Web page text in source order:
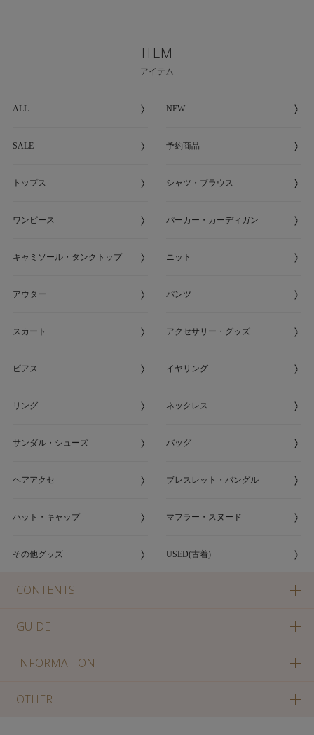
ITEM
アイテム
ALL NEW
SALE 予約商品
トップス シャツ・ブラウス
ワンピース パーカー・カーディガン
キャミソール・タンクトップ ニット
アウター パンツ
スカート アクセサリー・グッズ
ピアス イヤリング
リング ネックレス
サンダル・シューズ バッグ
ヘアアクセ ブレスレット・バングル
ハット・キャップ マフラー・スヌード
その他グッズ USED(古着)
CONTENTS
GUIDE
INFORMATION
OTHER